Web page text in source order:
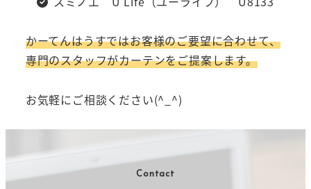
かーてんはうすではお客様のご要望に合わせて、
専門のスタッフがカーテンをご提案します。
お気軽にご相談ください(^_^)
Contact